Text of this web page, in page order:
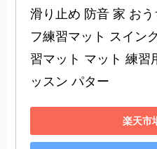
滑り止め 防音 家 お
フ練習マット スイン
習マット マット 練習
ッスン パター
楽天市